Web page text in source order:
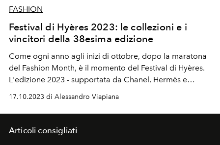
FASHION
Festival di Hyères 2023: le collezioni e i
vincitori della 38esima edizione
Come ogni anno agli inizi di ottobre, dopo la maratona
del Fashion Month, è il momento del Festival di Hyères.
L'edizione 2023 - supportata da Chanel, Hermès e
Mercedes-Benz - ha visto lo stilista belga Igor Dieryck e
la svedese Petra Fagerstorm spartirsi i cinque premi in
palio dedicati alla moda ready-to-wear. Scopri su
L'OFFICIEL Italia tutto sulla 38esima edizione del Festival
Internazionale di Moda, Fotografia e Accesori di Hyères.
17.10.2023 di Alessandro Viapiana
Articoli consigliati